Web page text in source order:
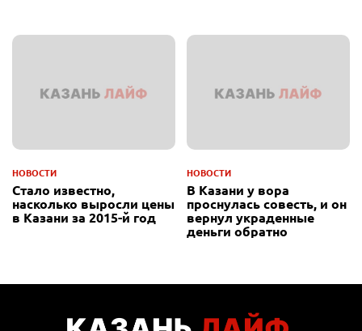
НОВОСТИ
Стало известно,
насколько выросли цены
в Казани за 2015-й год
НОВОСТИ
В Казани у вора
проснулась совесть, и он
вернул украденные
деньги обратно